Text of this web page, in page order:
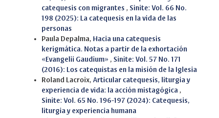
catequesis con migrantes , Sinite: Vol. 66 No.
198 (2025): La catequesis en la vida de las
personas
Paula Depalma, Hacia una catequesis
kerigmática. Notas a partir de la exhortación
«Evangelii Gaudium» , Sinite: Vol. 57 No. 171
(2016): Los catequistas en la misión de la Iglesia
Roland Lacroix, Articular catequesis, liturgia y
experiencia de vida: la acción mistagógica ,
Sinite: Vol. 65 No. 196-197 (2024): Catequesis,
liturgia y experiencia humana